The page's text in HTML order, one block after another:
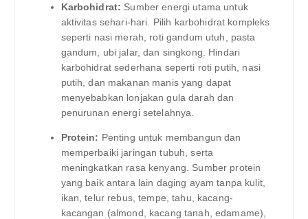
Karbohidrat: Sumber energi utama untuk
aktivitas sehari-hari. Pilih karbohidrat kompleks
seperti nasi merah, roti gandum utuh, pasta
gandum, ubi jalar, dan singkong. Hindari
karbohidrat sederhana seperti roti putih, nasi
putih, dan makanan manis yang dapat
menyebabkan lonjakan gula darah dan
penurunan energi setelahnya.
Protein: Penting untuk membangun dan
memperbaiki jaringan tubuh, serta
meningkatkan rasa kenyang. Sumber protein
yang baik antara lain daging ayam tanpa kulit,
ikan, telur rebus, tempe, tahu, kacang-
kacangan (almond, kacang tanah, edamame),